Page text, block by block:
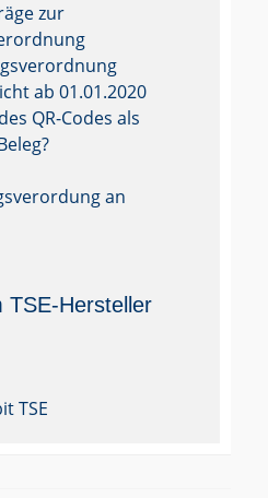
zur
ab 01.01.2020
QR-Codes als
an
TSE-Hersteller
TSE